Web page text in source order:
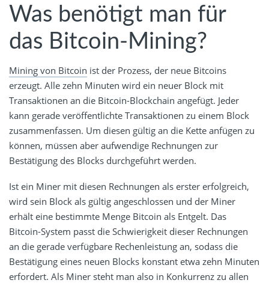
Was benötigt man für
das Bitcoin-Mining?
Mining von Bitcoin ist der Prozess, der neue Bitcoins
erzeugt. Alle zehn Minuten wird ein neuer Block mit
Transaktionen an die Bitcoin-Blockchain angefügt. Jeder
kann gerade veröffentlichte Transaktionen zu einem Block
zusammenfassen. Um diesen gültig an die Kette anfügen zu
können, müssen aber aufwendige Rechnungen zur
Bestätigung des Blocks durchgeführt werden.
Ist ein Miner mit diesen Rechnungen als erster erfolgreich,
wird sein Block als gültig angeschlossen und der Miner
erhält eine bestimmte Menge Bitcoin als Entgelt. Das
Bitcoin-System passt die Schwierigkeit dieser Rechnungen
an die gerade verfügbare Rechenleistung an, sodass die
Bestätigung eines neuen Blocks konstant etwa zehn Minuten
erfordert. Als Miner steht man also in Konkurrenz zu allen